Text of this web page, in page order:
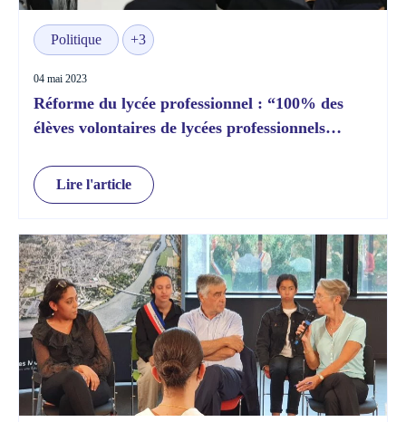
Politique +3
04 mai 2023
Réforme du lycée professionnel : “100% des
élèves volontaires de lycées professionnels
Lire l'article